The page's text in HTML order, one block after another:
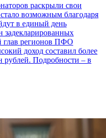
раскрыли свои
возможным благодаря
в единый день
задекларированных
глав регионов ПФО
доход составил более
рублей. Подробности – в